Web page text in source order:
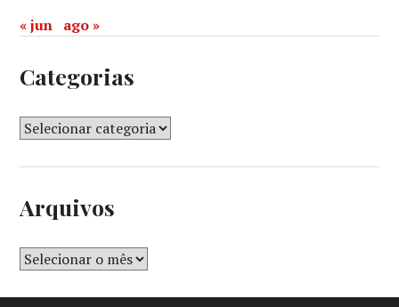
« jun ago »
Categorias
Arquivos